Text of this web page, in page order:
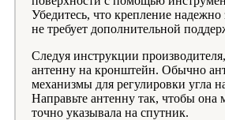
Убедитесь, что крепление
не требует дополнительной
Следуя инструкции
антенну на кронштейн. Обычно
механизмы для регулировки угла
Направьте антенну так, чтобы она
точно указывала на спутник.